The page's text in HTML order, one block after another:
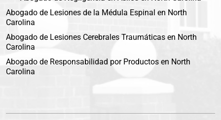
Abogado de Lesiones de la Médula Espinal en North
Carolina
Abogado de Lesiones Cerebrales Traumáticas en North
Carolina
Abogado de Responsabilidad por Productos en North
Carolina